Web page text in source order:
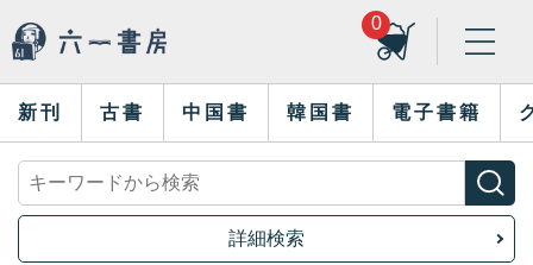
0
新刊 古書 中国書 韓国書 電子書籍
詳細検索